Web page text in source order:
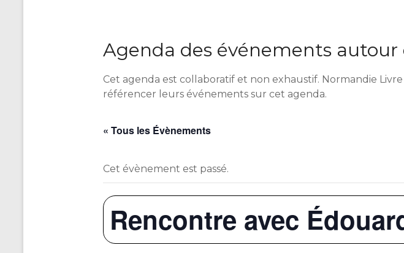
Agenda des événements
Cet agenda est collaboratif et non exhaustif. Normandie
référencer leurs événements sur cet agenda.
« Tous les Évènements
Cet évènement est passé.
Rencontre avec